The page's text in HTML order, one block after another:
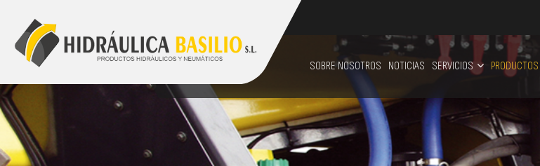
928 48 89 99
SOBRE NOSOTROS NOTICIAS SERVICIOS PRODUCTOS